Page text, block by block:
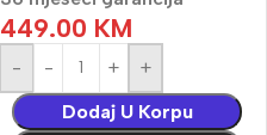
449.00 KM
-
+
Dodaj U Korpu